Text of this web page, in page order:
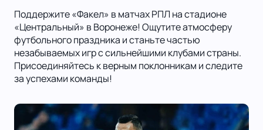
Поддержите «Факел» в матчах РПЛ на стадионе
«Центральный» в Воронеже! Ощутите атмосферу
футбольного праздника и станьте частью
незабываемых игр с сильнейшими клубами страны.
Присоединяйтесь к верным поклонникам и следите
за успехами команды!